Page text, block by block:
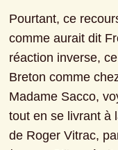
Pourtant, ce
comme aurait dit
réaction inverse,
Breton comme
Madame Sacco,
tout en se livrant à
de Roger Vitrac,